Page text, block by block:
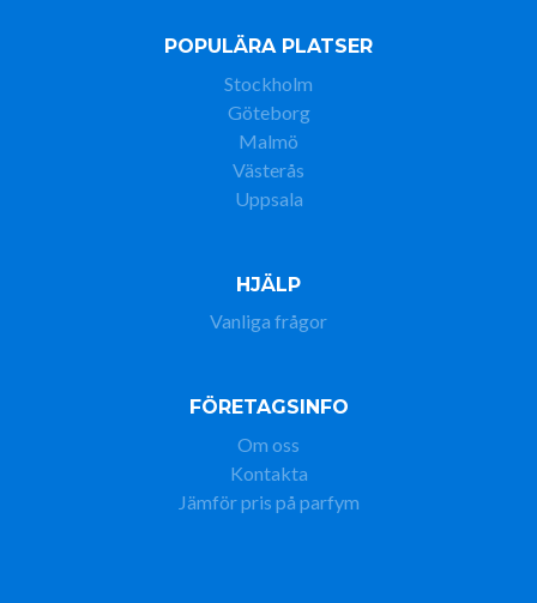
POPULÄRA PLATSER
Stockholm
Göteborg
Malmö
Västerås
Uppsala
HJÄLP
Vanliga frågor
FÖRETAGSINFO
Om oss
Kontakta
Jämför pris på parfym